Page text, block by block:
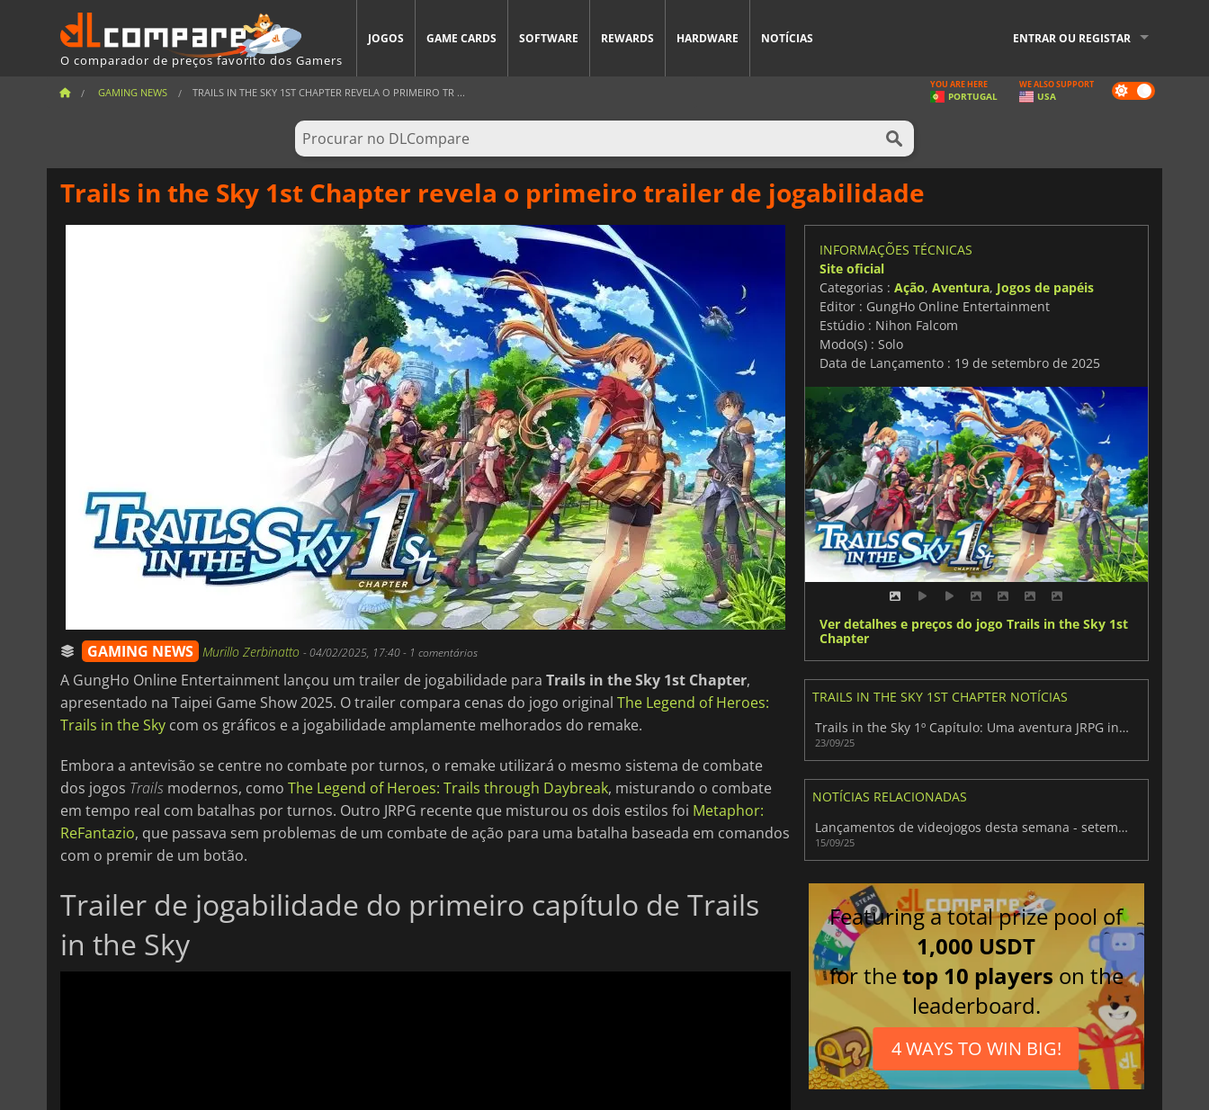
O comparador de preços favorito dos Gamers
JOGOS GAME CARDS SOFTWARE REWARDS HARDWARE NOTÍCIAS ENTRAR OU REGISTAR
GAMING NEWS TRAILS IN THE SKY 1ST CHAPTER REVELA O PRIMEIRO TR ... Dark
mode
YOU ARE HERE
PORTUGAL
WE ALSO SUPPORT
USA
Trails in the Sky 1st Chapter revela o primeiro trailer de jogabilidade
GAMING NEWS Murillo Zerbinatto -04/02/2025, 17:40- 1 comentários
A GungHo Online Entertainment lançou um trailer de jogabilidade para Trails in the Sky 1st Chapter,
apresentado na Taipei Game Show 2025. O trailer compara cenas do jogo original The Legend of Heroes:
Trails in the Sky com os gráficos e a jogabilidade amplamente melhorados do remake.
Embora a antevisão se centre no combate por turnos, o remake utilizará o mesmo sistema de combate
dos jogos Trails modernos, como The Legend of Heroes: Trails through Daybreak, misturando o combate
em tempo real com batalhas por turnos. Outro JRPG recente que misturou os dois estilos foi Metaphor:
ReFantazio, que passava sem problemas de um combate de ação para uma batalha baseada em comandos
com o premir de um botão.
Trailer de jogabilidade do primeiro capítulo de Trails
in the Sky
INFORMAÇÕES TÉCNICAS
Site oficial
Categorias : Ação, Aventura, Jogos de papéis
Editor : GungHo Online Entertainment
Estúdio : Nihon Falcom
Modo(s) : Solo
Data de Lançamento : 19 de setembro de 2025
Ver detalhes e preços do jogo Trails in the Sky 1st
Chapter
TRAILS IN THE SKY 1ST CHAPTER NOTÍCIAS
Trails in the Sky 1º Capítulo: Uma aventura JRPG intemporal renascida
23/09/25
NOTÍCIAS RELACIONADAS
Lançamentos de videojogos desta semana - setembro de 2025 (Semana 38)
15/09/25
Featuring a total prize pool of
1,000 USDT
for thetop 10 players on the
leaderboard.
4 WAYS TO WIN BIG!